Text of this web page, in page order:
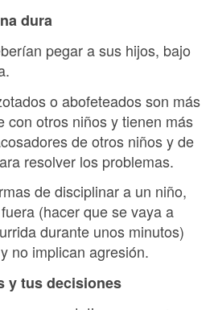
dura
pegar a sus hijos, bajo
o abofeteados son más
con otros niños y tienen más
de otros niños y de
resolver los problemas.
de disciplinar a un niño,
(hacer que se vaya a
durante unos minutos)
no implican agresión.
y tus decisiones